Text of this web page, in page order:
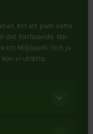
Att ett parti satte
det fortfarande. När
ett Miljöparti. Och ju
kan vi uträtta.